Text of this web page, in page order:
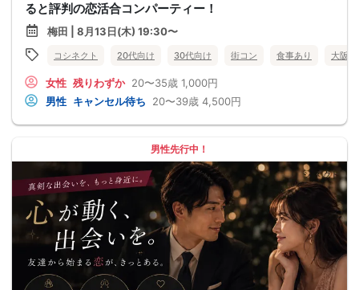
ると評判の恋活合コンパーティー！
梅田 | 8月13日(木) 19:30〜
コシネクト 20代向け 30代向け 街コン 食事あり 大阪府
女性 残りわずか 20〜35歳 1,000円
男性 キャンセル待ち 20〜39歳 4,500円
男性先行中！